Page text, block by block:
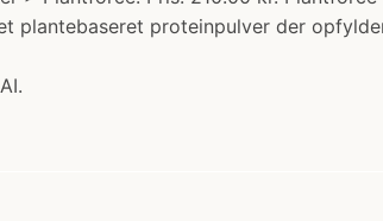
plantebaseret proteinpulver der